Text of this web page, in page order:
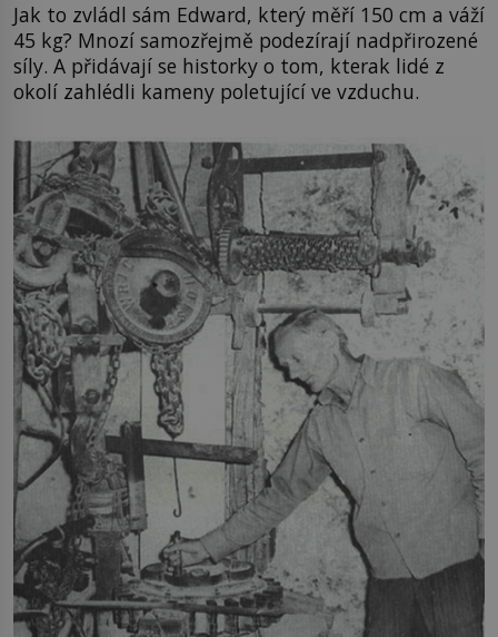
Jak to zvládl sám Edward, který měří 150 cm a váží
45 kg? Mnozí samozřejmě podezírají nadpřirozené
síly. A přidávají se historky o tom, kterak lidé z
okolí zahlédli kameny poletující ve vzduchu.